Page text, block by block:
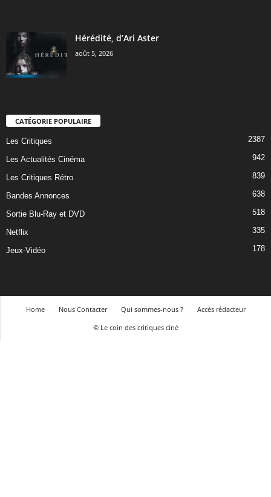
Hérédité, d’Ari Aster
août 5, 2026
CATÉGORIE POPULAIRE
Les Critiques 2387
Les Actualités Cinéma 942
Les Critiques Rétro 839
Bandes Annonces 638
Sortie Blu-Ray et DVD 518
Netflix 335
Jeux-Vidéo 178
Home Nous Contacter Qui sommes-nous ?
Accès rédacteur
© Le coin des critiques ciné